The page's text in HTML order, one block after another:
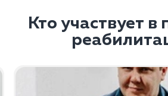
Кто участвует в